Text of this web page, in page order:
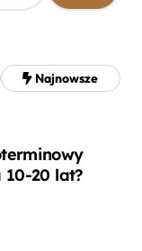
Najnowsze
10-20 lat?